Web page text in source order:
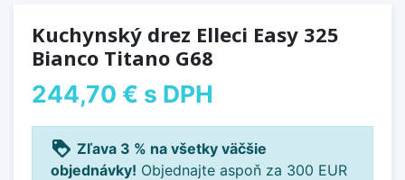
Kuchynský drez Elleci Easy 325
Bianco Titano G68
244,70 € s DPH
loyalty Zľava 3 % na všetky väčšie
objednávky! Objednajte aspoň za 300 EUR